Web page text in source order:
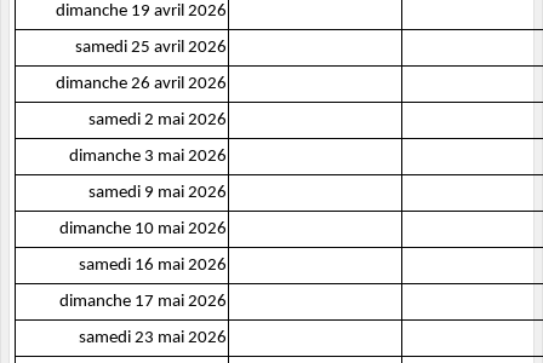
dimanche 19 avril 2026
samedi 25 avril 2026
dimanche 26 avril 2026
samedi 2 mai 2026
dimanche 3 mai 2026
samedi 9 mai 2026
dimanche 10 mai 2026
samedi 16 mai 2026
dimanche 17 mai 2026
samedi 23 mai 2026